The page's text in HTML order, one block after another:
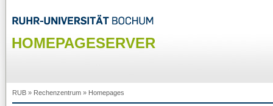
HOMEPAGESERVER
RUB » Rechenzentrum » Homepages